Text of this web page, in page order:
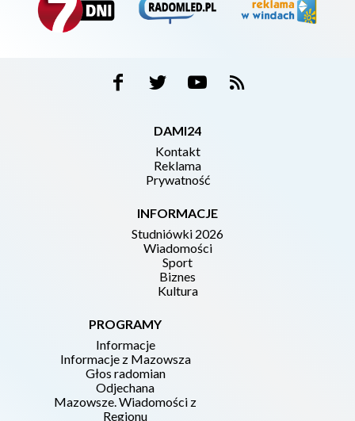
DAMI24
Kontakt
Reklama
Prywatność
INFORMACJE
Studniówki 2026
Wiadomości
Sport
Biznes
Kultura
PROGRAMY
Informacje
Informacje z Mazowsza
Głos radomian
Odjechana
Mazowsze. Wiadomości z
Regionu